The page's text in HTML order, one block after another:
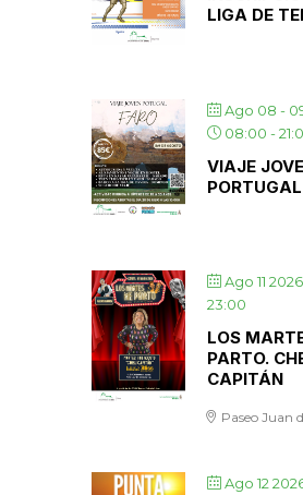
LIGA DE
Ago 08 -
08:00 -
VIAJE
PORTUGAL
Ago 11 2026
23:00
LOS
PARTO.
CAPITÁN
Paseo Juan
Ago 12